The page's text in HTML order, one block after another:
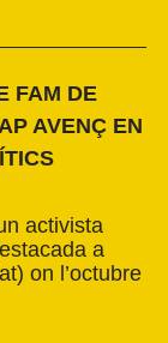
FAM DE
AVENÇ EN
activista
a
on l’octubre